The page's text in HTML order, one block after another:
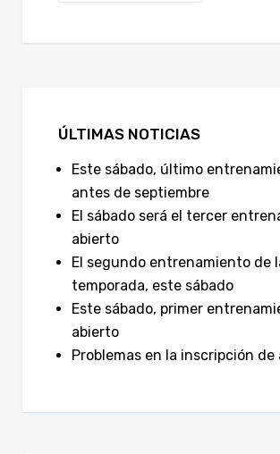
ÚLTIMAS NOTICIAS
Este sábado, último
antes de septiembre
El sábado será el tercer
abierto
El segundo entrenamiento de
temporada, este sábado
Este sábado, primer
abierto
Problemas en la inscripción de